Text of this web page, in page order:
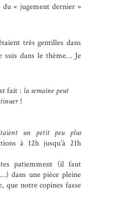
du « jugement dernier »
très gentilles dans
suis dans le thème… Je
fait : la semaine peut
!
un petit peu plus
à 12h jusqu’à 21h
patiemment (il faut
dans une pièce pleine
que notre copines fasse